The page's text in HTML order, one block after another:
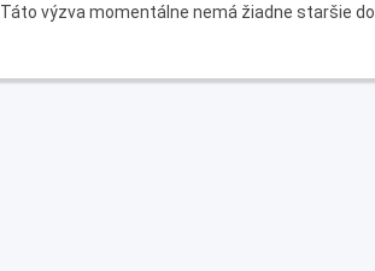
Táto výzva momentálne nemá žiadne staršie